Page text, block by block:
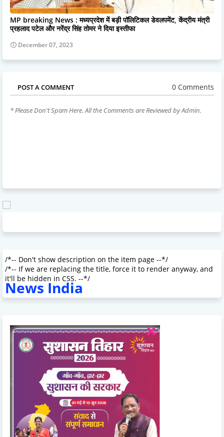
MP breaking News : मध्यप्रदेश में बड़ी पॉलिटिकल डेवलपमेंट, केंद्रीय मंत्री
प्रहलाद पटेल और नरेंद्र सिंह तोमर ने दिया इस्तीफा
December 07, 2023
POST A COMMENT 0 Comments
* Please Don't Spam Here. All the Comments are Reviewed by Admin.
/*-- Don't show description on the item page --*/
/*-- If we are replacing the title, force it to render anyway, and
it'll be hidden in CSS. --*/
News India